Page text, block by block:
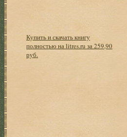
Купить и скачать книгу
полностью на litres.ru за 259,90
руб.